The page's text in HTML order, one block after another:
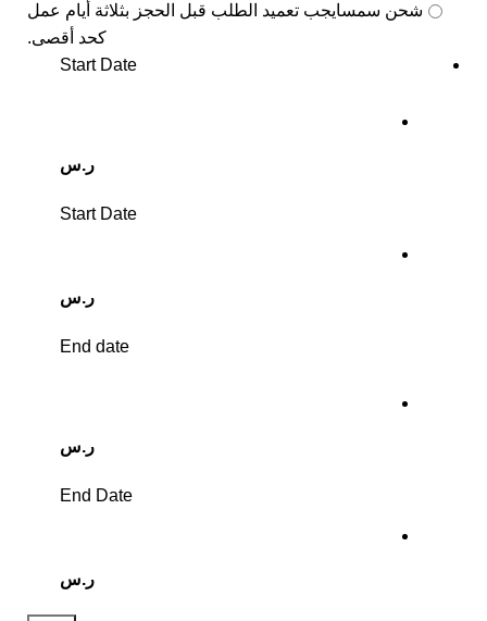
شحن سمسايجب تعميد الطلب قبل الحجز بثلاثة أيام عمل
كحد أقصى.
Start Date
ر.س
Start Date
ر.س
End date
ر.س
End Date
ر.س